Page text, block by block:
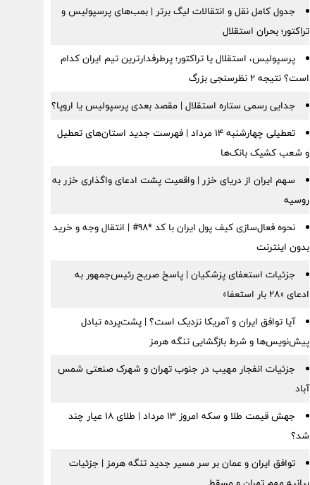
جدول کامل نقل و انتقالات لیگ برتر | بمب‌های پرسپولیس و
تراکتور؛ بحران استقلال
پرسپولیس، استقلال یا تراکتور؛ پرطرفدارترین تیم ایران کدام
است؟ نتیجه ۲ نظرسنجی بزرگ
جدایی رسمی ستاره استقلال | مقصد بعدی پرسپولیس یا اروپا؟
تعطیلی چهارشنبه ۱۴ مرداد | فهرست جدید استان‌های تعطیل
و شعب کشیک بانک‌ها
سهم ایران از دریای خزر | واقعیت پشت ادعای واگذاری خزر به
روسیه
نحوه فعال‌سازی کیف پول ایران با کد *98# | انتقال وجه و خرید
بدون اینترنت
جزئیات استعفای پزشکیان | پاسخ صریح رئیس‌جمهور به
ادعای «۲۸ بار استعفا»
آیا توافق ایران و آمریکا نزدیک است؟ | پشت‌پرده تبادل
پیش‌نویس‌ها و شرط بازگشایی تنگه هرمز
جزئیات انفجار مهیب در جنوب تهران و شهرک صنعتی شمس
آباد
جهش قیمت طلا و سکه امروز ۱۳ مرداد | طلای ۱۸ عیار چند
شد؟
توافق ایران و عمان بر سر مسیر جدید تنگه هرمز | جزئیات